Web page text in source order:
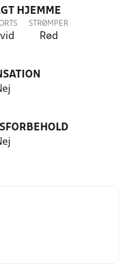
HJEMME
STRØMPER
Rød